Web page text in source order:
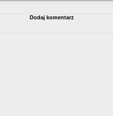
Dodaj komentarz